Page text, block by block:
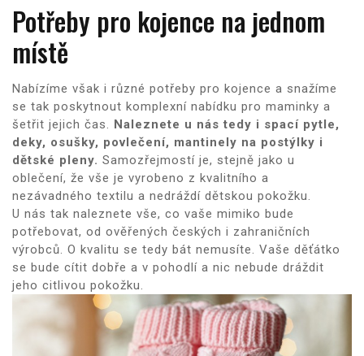
Potřeby pro kojence na jednom
místě
Nabízíme však i různé potřeby pro kojence a snažíme
se tak poskytnout komplexní nabídku pro maminky a
šetřit jejich čas. Naleznete u nás tedy i spací pytle,
deky, osušky, povlečení, mantinely na postýlky i
dětské pleny. Samozřejmostí je, stejně jako u
oblečení, že vše je vyrobeno z kvalitního a
nezávadného textilu a nedráždí dětskou pokožku.
U nás tak naleznete vše, co vaše mimiko bude
potřebovat, od ověřených českých i zahraničních
výrobců. O kvalitu se tedy bát nemusíte. Vaše děťátko
se bude cítit dobře a v pohodlí a nic nebude dráždit
jeho citlivou pokožku.